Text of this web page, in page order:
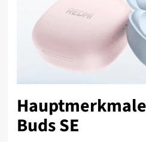
Buds SE